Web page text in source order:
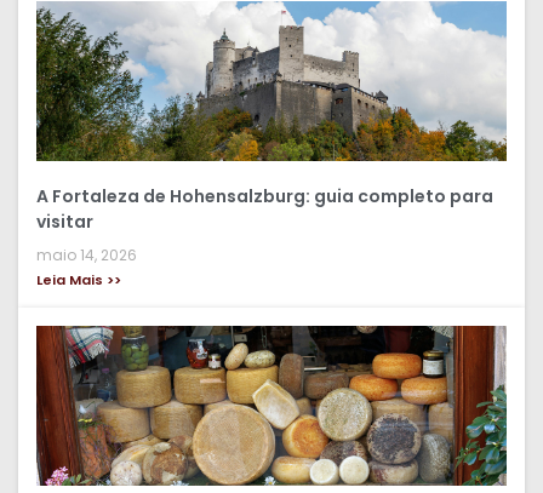
A Fortaleza de Hohensalzburg: guia completo para
visitar
maio 14, 2026
Leia Mais >>